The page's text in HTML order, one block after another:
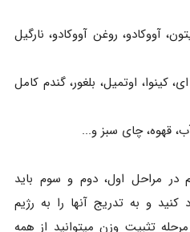
آووکادو، روغن آووکادو، نارگیل
کینوا، اوتمیل، بلغور، گندم کامل
قهوه، چای سبز و...
در مراحل اول، دوم و سوم باید
کنید و به تدریج آنها را به رژیم
تثبیت وزن میتوانید از همه